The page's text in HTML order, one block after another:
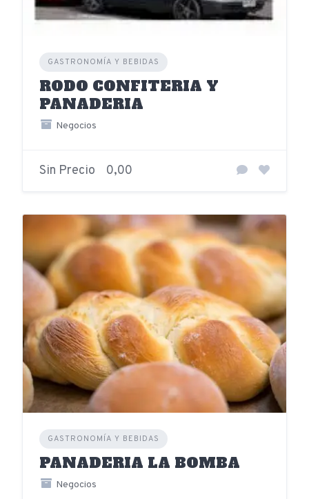
GASTRONOMÍA Y BEBIDAS
RODO CONFITERIA Y
PANADERIA
Negocios
Sin Precio 0,00
GASTRONOMÍA Y BEBIDAS
PANADERIA LA BOMBA
Negocios